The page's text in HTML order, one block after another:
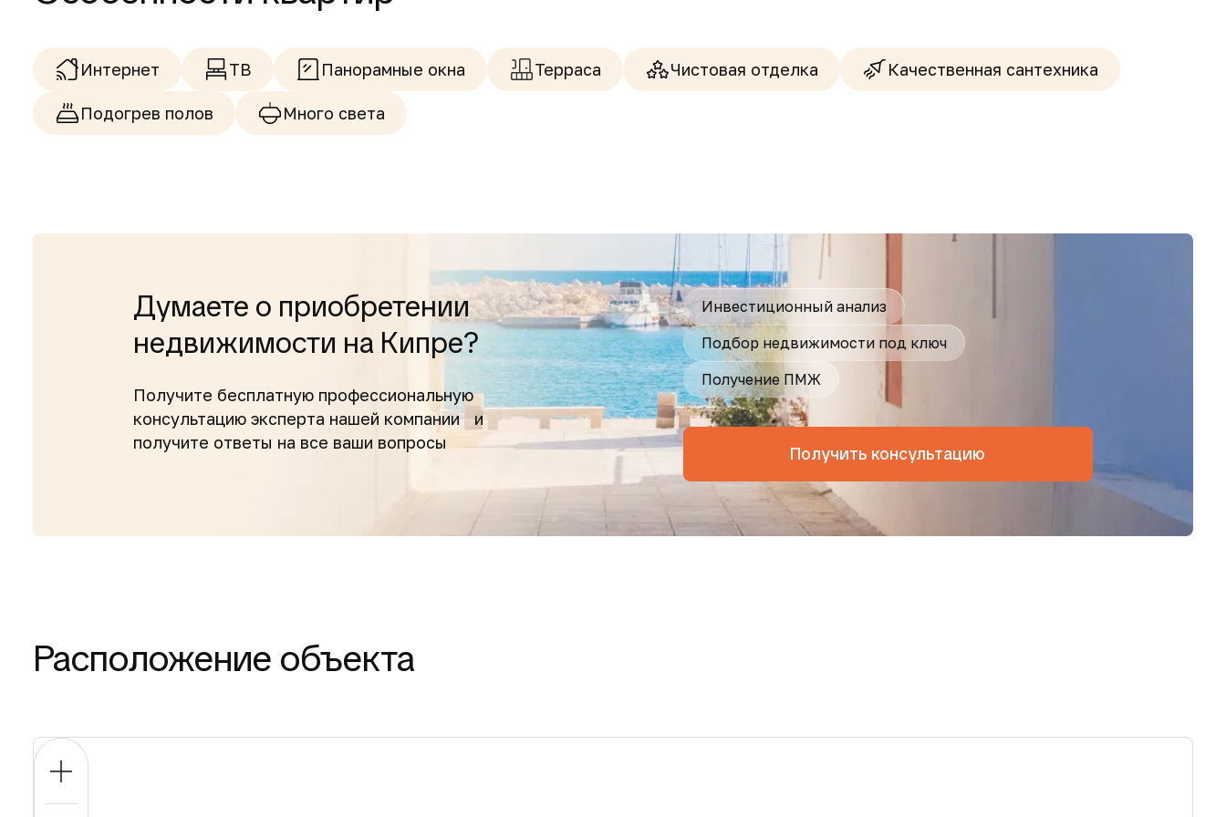
Интернет ТВ Панорамные окна Терраса Чистовая отделка Качественная сантехника
Подогрев полов Много света
Думаете о приобретении
недвижимости на Кипре?
Получите бесплатную профессиональную
консультацию эксперта нашей компании и
получите ответы на все ваши вопросы
Инвестиционный анализ
Подбор недвижимости под ключ
Получение ПМЖ
Получить консультацию
Расположение объекта